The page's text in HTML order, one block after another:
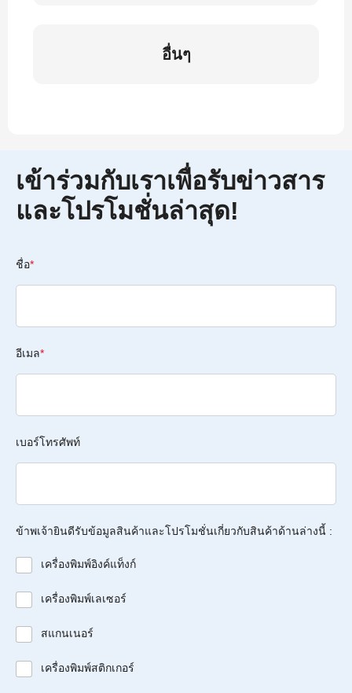
อื่นๆ
เข้าร่วมกับเราเพื่อรับข่าวสาร
และโปรโมชั่นล่าสุด!
ชื่อ*
อีเมล*
เบอร์โทรศัพท์
ข้าพเจ้ายินดีรับข้อมูลสินค้าและโปรโมชั่นเกี่ยวกับสินค้าด้านล่างนี้ :
เครื่องพิมพ์อิงค์แท็งก์
เครื่องพิมพ์เลเซอร์
สแกนเนอร์
เครื่องพิมพ์สติกเกอร์